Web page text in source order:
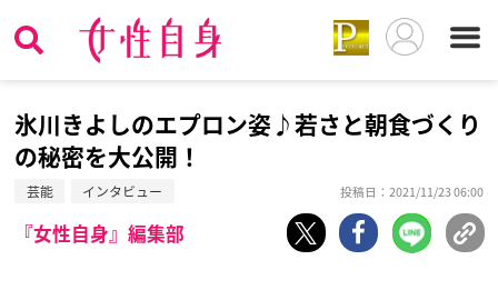
氷川きよしのエプロン姿♪若さと朝食づくり
の秘密を大公開！
芸能 インタビュー 投稿日：2021/11/23 06:00
『女性自身』編集部